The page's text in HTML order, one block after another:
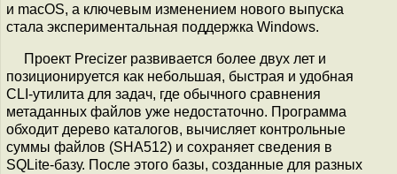
и macOS, а ключевым изменением нового выпуска
стала экспериментальная поддержка Windows.
Проект Precizer развивается более двух лет и
позиционируется как небольшая, быстрая и удобная
CLI-утилита для задач, где обычного сравнения
метаданных файлов уже недостаточно. Программа
обходит дерево каталогов, вычисляет контрольные
суммы файлов (SHA512) и сохраняет сведения в
SQLite-базу. После этого базы, созданные для разных